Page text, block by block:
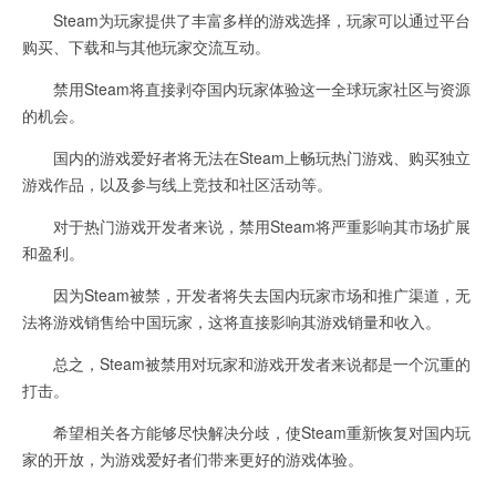
Steam为玩家提供了丰富多样的游戏选择，玩家可以通过平台
购买、下载和与其他玩家交流互动。
禁用Steam将直接剥夺国内玩家体验这一全球玩家社区与资源
的机会。
国内的游戏爱好者将无法在Steam上畅玩热门游戏、购买独立
游戏作品，以及参与线上竞技和社区活动等。
对于热门游戏开发者来说，禁用Steam将严重影响其市场扩展
和盈利。
因为Steam被禁，开发者将失去国内玩家市场和推广渠道，无
法将游戏销售给中国玩家，这将直接影响其游戏销量和收入。
总之，Steam被禁用对玩家和游戏开发者来说都是一个沉重的
打击。
希望相关各方能够尽快解决分歧，使Steam重新恢复对国内玩
家的开放，为游戏爱好者们带来更好的游戏体验。